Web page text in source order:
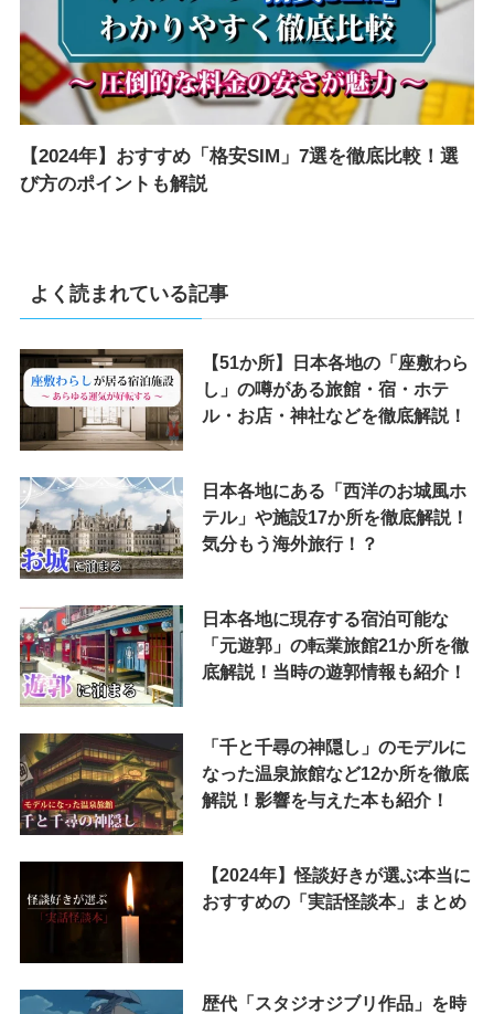
【2024年】おすすめ「格安SIM」7選を徹底比較！選
び方のポイントも解説
よく読まれている記事
【51か所】日本各地の「座敷わら
し」の噂がある旅館・宿・ホテ
ル・お店・神社などを徹底解説！
日本各地にある「西洋のお城風ホ
テル」や施設17か所を徹底解説！
気分もう海外旅行！？
日本各地に現存する宿泊可能な
「元遊郭」の転業旅館21か所を徹
底解説！当時の遊郭情報も紹介！
「千と千尋の神隠し」のモデルに
なった温泉旅館など12か所を徹底
解説！影響を与えた本も紹介！
【2024年】怪談好きが選ぶ本当に
おすすめの「実話怪談本」まとめ
歴代「スタジオジブリ作品」を時